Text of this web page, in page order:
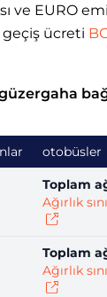
ve EURO
geçiş ücreti
otobüsler
Toplam
Ağırlık
Toplam
Ağırlık